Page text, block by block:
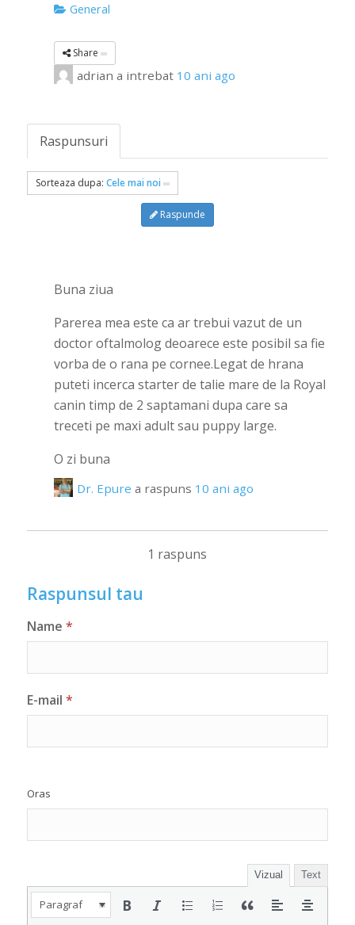
General
Share
adrian a intrebat 10 ani ago
Raspunsuri
Sorteaza dupa: Cele mai noi
Raspunde
Buna ziua
Parerea mea este ca ar trebui vazut de un
doctor oftalmolog deoarece este posibil sa fie
vorba de o rana pe cornee.Legat de hrana
puteti incerca starter de talie mare de la Royal
canin timp de 2 saptamani dupa care sa
treceti pe maxi adult sau puppy large.
O zi buna
Dr. Epure a raspuns 10 ani ago
1 raspuns
Raspunsul tau
Name *
E-mail *
Oras
Vizual Text
Paragraf